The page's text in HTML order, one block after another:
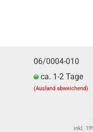
06/0004-010
ca. 1-2 Tage
(Ausland abweichend)
inkl.